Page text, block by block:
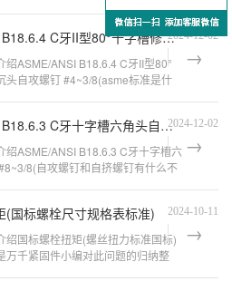
ASME/ANSI B18.6.4 C牙II型80°十字槽修剪半沉头自攻螺钉 #4~3/82024-12-02
绍ASME/ANSI B18.6.4 C牙II型80°
头自攻螺钉 #4~3/8(asme标准是什
ASME/ANSI B18.6.3 C牙十字槽六角头自攻螺钉 #8~3/82024-12-02
绍ASME/ANSI B18.6.3 C牙十字槽六
8(自攻螺钉和自挤螺钉有什么不
(国标螺栓尺寸规格表标准) 2024-10-11
绍国标螺栓扭矩(螺丝扭力标准国标)
万千紧固件小编对此问题的归纳整